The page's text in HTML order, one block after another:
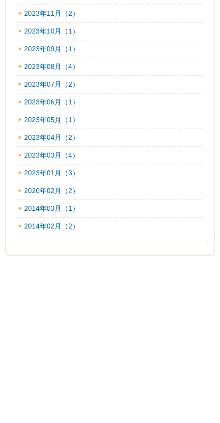
2023年11月（2）
2023年10月（1）
2023年09月（1）
2023年08月（4）
2023年07月（2）
2023年06月（1）
2023年05月（1）
2023年04月（2）
2023年03月（4）
2023年01月（3）
2020年02月（2）
2014年03月（1）
2014年02月（2）